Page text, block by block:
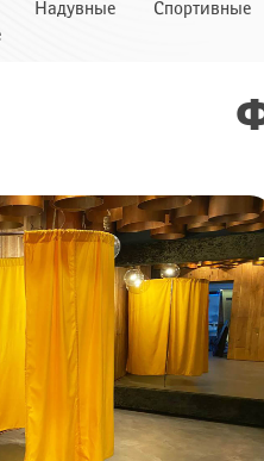
Надувные Спортивные